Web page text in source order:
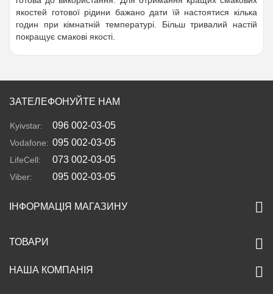
якостей готової рідини бажано дати їй настоятися кілька
годин при кімнатній температурі. Більш тривалий настій
покращує смакові якості.
ЗАТЕЛЕФОНУЙТЕ НАМ
Kyivstar: 096 002-03-05
Vodafone: 095 002-03-05
LifeCell: 073 002-03-05
Viber: 095 002-03-05
ІНФОРМАЦІЯ МАГАЗИНУ
ТОВАРИ
НАША КОМПАНІЯ